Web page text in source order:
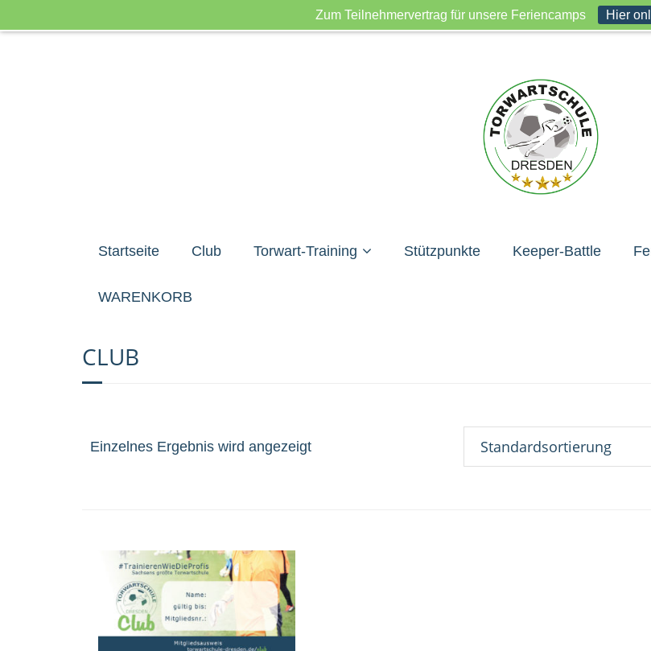
Zum Teilnehmervertrag für unsere Feriencamps Hier
Startseite Club Torwart-Training Stützpunkte Keeper-Battle
WARENKORB
CLUB
Einzelnes Ergebnis wird angezeigt